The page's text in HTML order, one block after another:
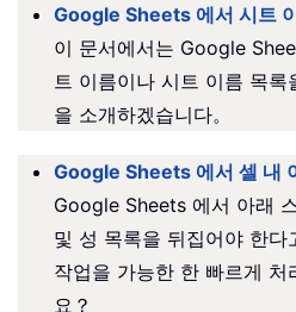
Google Sheets 에서 시트
이 문서에서는 Google
트 이름이나 시트 이름 목
을 소개하겠습니다。
Google Sheets 에서 셀 내
Google Sheets 에서 아래
및 성 목록을 뒤집어야 한다
작업을 가능한 한 빠르게
요？